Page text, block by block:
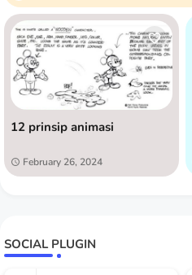
12 prinsip animasi
February 26, 2024
SOCIAL PLUGIN